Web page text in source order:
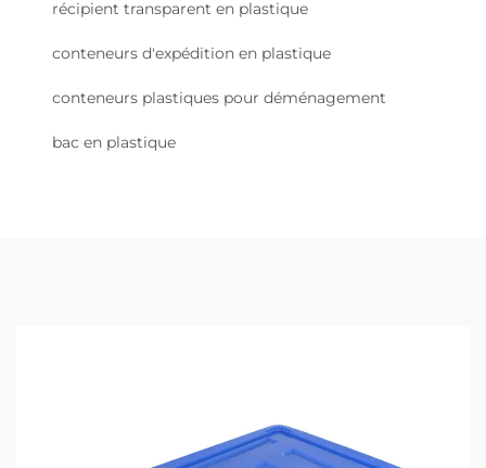
récipient transparent en plastique
conteneurs d'expédition en plastique
conteneurs plastiques pour déménagement
bac en plastique